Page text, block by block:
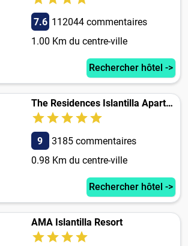
7.6 112044 commentaires
1.00 Km du centre-ville
Rechercher hôtel ->
The Residences Islantilla Apartments
9
3185 commentaires
0.98 Km du centre-ville
Rechercher hôtel ->
AMA Islantilla Resort